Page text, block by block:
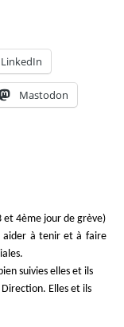
LinkedIn
Mastodon
et 4ème jour de grève)
aider à tenir et à faire
suivies elles et ils
Elles et ils